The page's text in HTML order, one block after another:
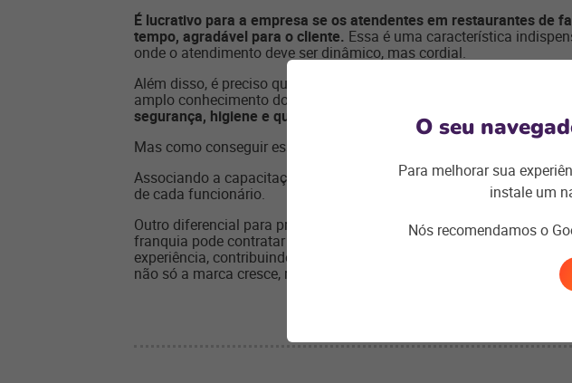
É lucrativo para a empresa se os atendentes em restaurantes de
tempo, agradável para o cliente. Essa é uma característica
onde o atendimento deve ser dinâmico, mas cordial.
Além disso, é preciso que os funcionários saibam manejar
amplo conhecimento dos aplicativos que eles rodam.
Em redes
segurança, higiene e qualidade.
Ao representar esses valores
Mas como conseguir esse engajamento?
Associando a capacitação a
planos de carreira. Também é
de cada funcionário.
Outro diferencial para promover o engajamento e motivação em
franquia pode contratar funcionários da terceira idade, manter
experiência, contribuindo na sua formação e desenvolvimento
não só a marca cresce, mas o país também.
O seu
Para melhorar sua
instale um
Nós recomendamos o